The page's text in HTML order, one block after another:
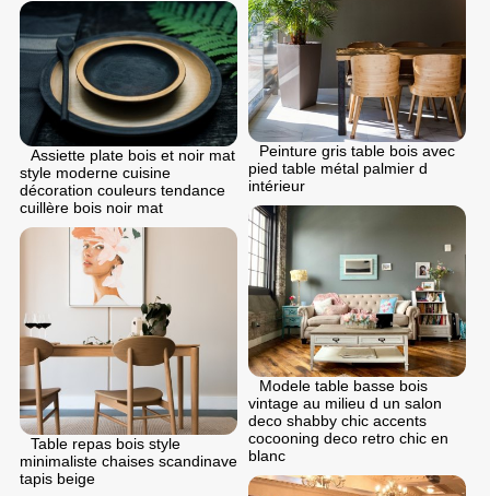
Peinture gris table bois avec
pied table métal palmier d
intérieur
Assiette plate bois et noir mat
style moderne cuisine
décoration couleurs tendance
cuillère bois noir mat
Modele table basse bois
vintage au milieu d un salon
deco shabby chic accents
cocooning deco retro chic en
blanc
Table repas bois style
minimaliste chaises scandinave
tapis beige